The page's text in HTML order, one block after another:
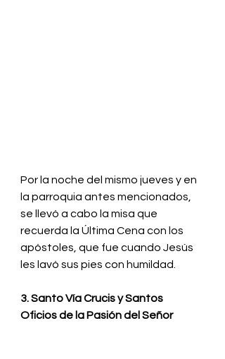
Por la noche del mismo jueves y en
la parroquia antes mencionados,
se llevó a cabo la misa que
recuerda la Última Cena con los
apóstoles, que fue cuando Jesús
les lavó sus pies con humildad.
3. Santo Vía Crucis y Santos
Oficios de la Pasión del Señor